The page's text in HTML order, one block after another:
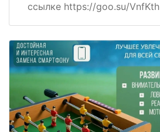
ссылке https://goo.su/VnfKth